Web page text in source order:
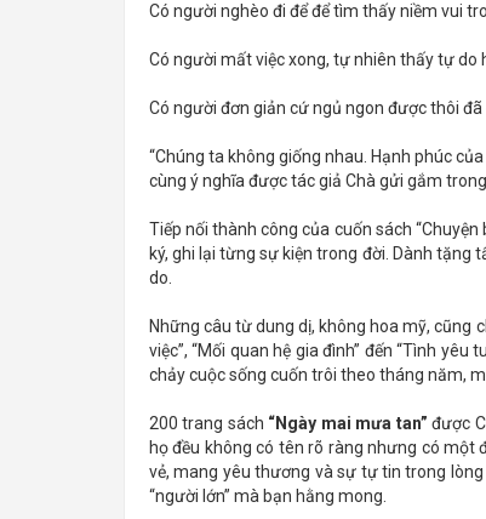
Có người nghèo đi để để tìm thấy niềm vui
Có người mất việc xong, tự nhiên thấy tự do
Có người đơn giản cứ ngủ ngon được thôi
“Chúng ta không giống nhau. Hạnh phúc
cùng ý nghĩa được tác giả Chà gửi gắm
Tiếp nối thành công của cuốn sách
ký, ghi lại từng sự kiện trong đời. Dành
do.
Những câu từ dung dị, không hoa mỹ, cũng
việc”, “Mối quan hệ gia đình” đến “Tình
chảy cuộc sống cuốn trôi theo tháng năm,
200 trang sách “Ngày mai mưa tan” được
họ đều không có tên rõ ràng nhưng có một
vẻ, mang yêu thương và sự tự tin trong
“người lớn” mà bạn hằng mong.